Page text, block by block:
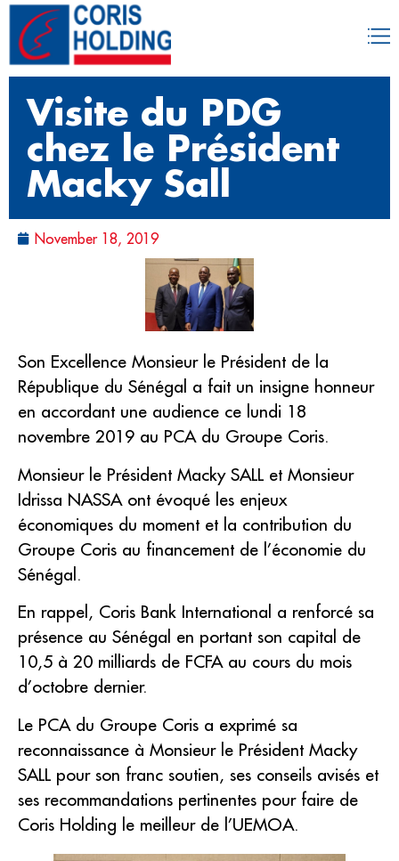
Visite du PDG
chez le Président
Macky Sall
November 18, 2019
Son Excellence Monsieur le Président de la
République du Sénégal a fait un insigne honneur
en accordant une audience ce lundi 18
novembre 2019 au PCA du Groupe Coris.
Monsieur le Président Macky SALL et Monsieur
Idrissa NASSA ont évoqué les enjeux
économiques du moment et la contribution du
Groupe Coris au financement de l’économie du
Sénégal.
En rappel, Coris Bank International a renforcé sa
présence au Sénégal en portant son capital de
10,5 à 20 milliards de FCFA au cours du mois
d’octobre dernier.
Le PCA du Groupe Coris a exprimé sa
reconnaissance à Monsieur le Président Macky
SALL pour son franc soutien, ses conseils avisés et
ses recommandations pertinentes pour faire de
Coris Holding le meilleur de l’UEMOA.